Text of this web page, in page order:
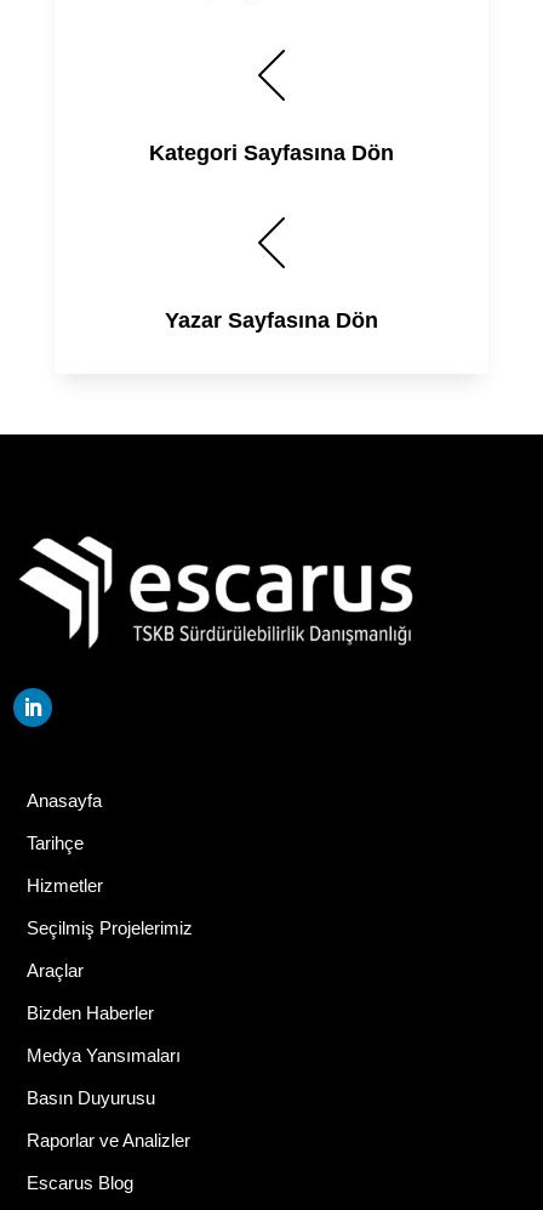
Kategori Sayfasına Dön
Yazar Sayfasına Dön
Anasayfa
Tarihçe
Hizmetler
Seçilmiş Projelerimiz
Araçlar
Bizden Haberler
Medya Yansımaları
Basın Duyurusu
Raporlar ve Analizler
Escarus Blog